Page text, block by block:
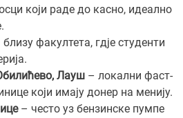
који раде до касно, идеално
близу факултета, гд‌је студенти
Лауш – локални фаст-
који имају донер на менију.
– често уз бензинске пумпе